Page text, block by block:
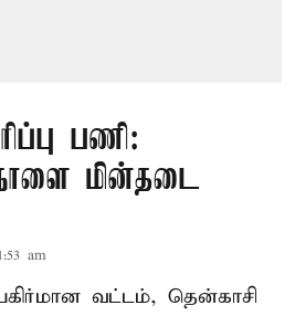
பணி:
மின்தடை
am
வட்டம், தென்காசி